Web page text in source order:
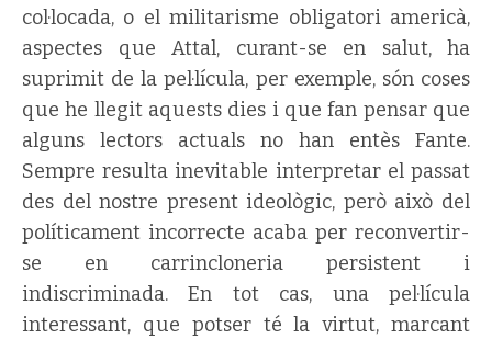
col·locada, o el militarisme obligatori americà,
aspectes que Attal, curant-se en salut, ha
suprimit de la pel·lícula, per exemple, són coses
que he llegit aquests dies i que fan pensar que
alguns lectors actuals no han entès Fante.
Sempre resulta inevitable interpretar el passat
des del nostre present ideològic, però això del
políticament incorrecte acaba per reconvertir-
se en carrincloneria persistent i
indiscriminada. En tot cas, una pel·lícula
interessant, que potser té la virtut, marcant